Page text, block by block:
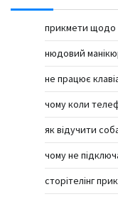
прикмети щодо
нюдовий
не працює
чому коли
як відучити
чому не
сторітелінг